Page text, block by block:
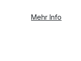
Mehr Info